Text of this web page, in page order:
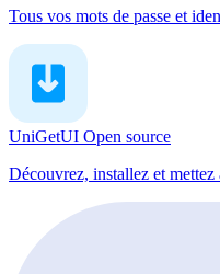
Tous vos mots de passe et
UniGetUI Open source
Découvrez, installez et